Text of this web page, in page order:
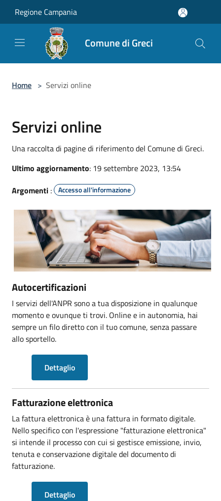
Regione Campania
Comune di Greci
Home > Servizi online
Servizi online
Una raccolta di pagine di riferimento del Comune di Greci.
Ultimo aggiornamento: 19 settembre 2023, 13:54
Argomenti : Accesso all'informazione
Autocertificazioni
I servizi dell'ANPR sono a tua disposizione in qualunque
momento e ovunque ti trovi. Online e in autonomia, hai
sempre un filo diretto con il tuo comune, senza passare
allo sportello.
Dettaglio
Fatturazione elettronica
La fattura elettronica è una fattura in formato digitale.
Nello specifico con l'espressione "fatturazione elettronica"
si intende il processo con cui si gestisce emissione, invio,
tenuta e conservazione digitale del documento di
fatturazione.
Dettaglio